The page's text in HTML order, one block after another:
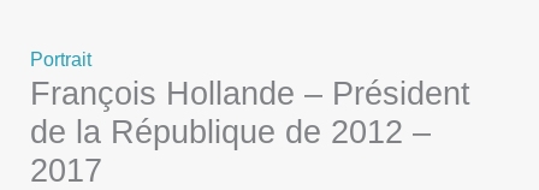
Portrait
François Hollande – Président
de la République de 2012 –
2017